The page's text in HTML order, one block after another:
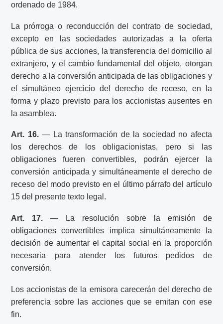
ordenado de 1984.
La prórroga o reconducción del contrato de sociedad,
excepto en las sociedades autorizadas a la oferta
pública de sus acciones, la transferencia del domicilio al
extranjero, y el cambio fundamental del objeto, otorgan
derecho a la conversión anticipada de las obligaciones y
el simultáneo ejercicio del derecho de receso, en la
forma y plazo previsto para los accionistas ausentes en
la asamblea.
Art. 16.— La transformación de la sociedad no afecta
los derechos de los obligacionistas, pero si las
obligaciones fueren convertibles, podrán ejercer la
conversión anticipada y simultáneamente el derecho de
receso del modo previsto en el último párrafo del artículo
15 del presente texto legal.
Art. 17. — La resolución sobre la emisión de
obligaciones convertibles implica simultáneamente la
decisión de aumentar el capital social en la proporción
necesaria para atender los futuros pedidos de
conversión.
Los accionistas de la emisora carecerán del derecho de
preferencia sobre las acciones que se emitan con ese
fin.